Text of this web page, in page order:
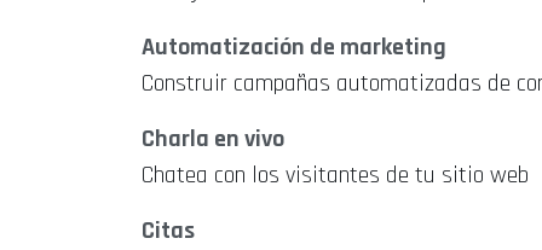
Automatización de marketing
Construir campañas automatizadas de
Charla en vivo
Chatea con los visitantes de tu sitio web
Citas